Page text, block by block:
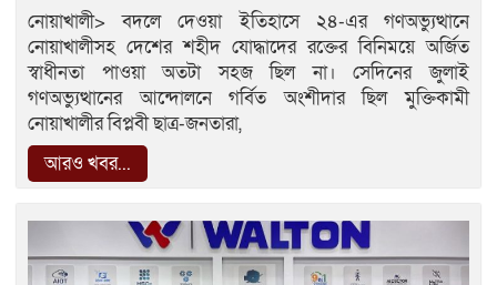
নোয়াখালী> বদলে দেওয়া ইতিহাসে ২৪-এর গণঅভ্যুত্থানে
নোয়াখালীসহ দেশের শহীদ যোদ্ধাদের রক্তের বিনিময়ে অর্জিত
স্বাধীনতা পাওয়া অতটা সহজ ছিল না। সেদিনের জুলাই
গণঅভ্যুত্থানের আন্দোলনে গর্বিত অংশীদার ছিল মুক্তিকামী
নোয়াখালীর বিপ্লবী ছাত্র-জনতারা,
আরও খবর...